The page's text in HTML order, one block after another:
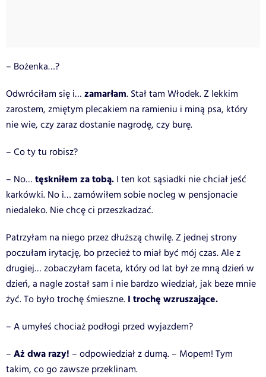
– Bożenka…?
Odwróciłam się i… zamarłam. Stał tam Włodek. Z lekkim
zarostem, zmiętym plecakiem na ramieniu i miną psa, który
nie wie, czy zaraz dostanie nagrodę, czy burę.
– Co ty tu robisz?
– No… tęskniłem za tobą. I ten kot sąsiadki nie chciał jeść
karkówki. No i… zamówiłem sobie nocleg w pensjonacie
niedaleko. Nie chcę ci przeszkadzać.
Patrzyłam na niego przez dłuższą chwilę. Z jednej strony
poczułam irytację, bo przecież to miał być mój czas. Ale z
drugiej… zobaczyłam faceta, który od lat był ze mną dzień w
dzień, a nagle został sam i nie bardzo wiedział, jak beze mnie
żyć. To było trochę śmieszne. I trochę wzruszające.
– A umyłeś chociaż podłogi przed wyjazdem?
– Aż dwa razy! – odpowiedział z dumą. – Mopem! Tym
takim, co go zawsze przeklinam.